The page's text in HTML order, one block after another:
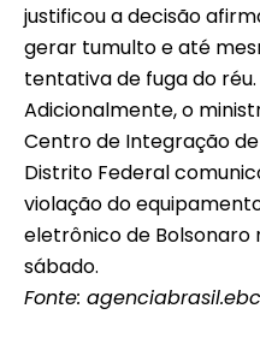
justificou a decisão
gerar tumulto e até
tentativa de fuga do réu.
Adicionalmente, o
Centro de Integração
Distrito Federal
violação do
eletrônico de Bolsonaro
sábado.
Fonte: